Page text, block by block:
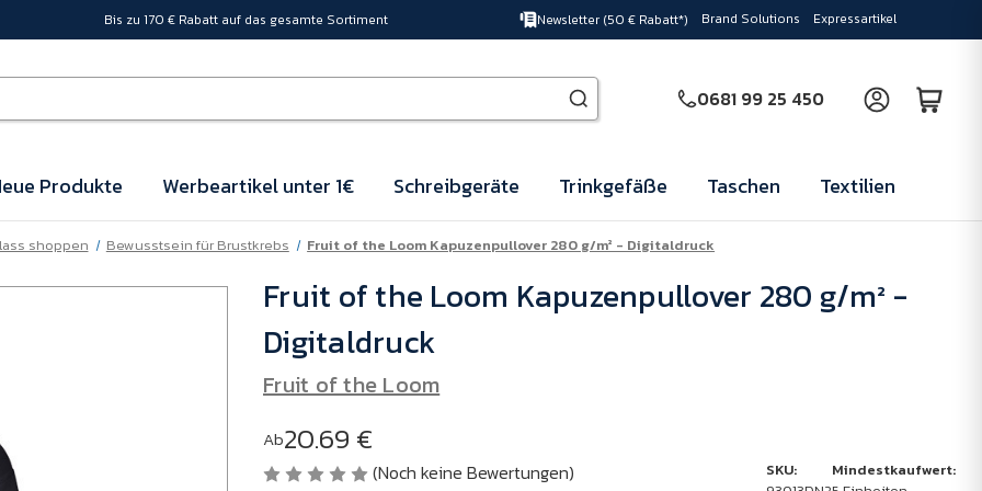
Bis zu 170 € Rabatt auf das gesamte Sortiment Newsletter (50 € Rabatt*) Brand Solutions Expressartikel
0681 99 25 450
Produkte Werbeartikel unter 1€ Schreibgeräte Trinkgefäße Taschen Textilien
shoppen Bewusstsein für Brustkrebs Fruit of the Loom Kapuzenpullover 280 g/m² - Digitaldruck
Fruit of the Loom Kapuzenpullover 280 g/m² -
Digitaldruck
Fruit of the Loom
Ab20.69 €
(Noch keine Bewertungen)
SKU:
Mindestkaufwert: